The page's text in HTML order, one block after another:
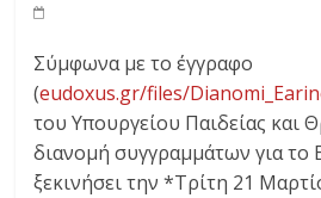
Σύμφωνα με το έγγραφο
(eudoxus.gr/files/
του Υπουργείου Παιδείας και
διανομή συγγραμμάτων για το
ξεκινήσει την *Τρίτη 21